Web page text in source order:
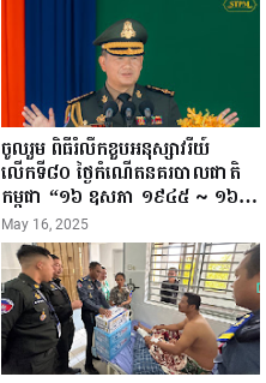
ចូលរួម ពិធីរំលឹកខួបអនុស្សាវរីយ៍
លើកទី៨០ ថ្ងៃកំណើតនគរបាលជាតិ
កម្ពុជា “១៦ ឧសភា ១៩៤៥ ~ ១៦
ឧសភា ២០២៥”...
May 16, 2025